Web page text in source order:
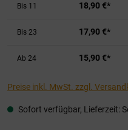
Bis 11 18,90 €*
Bis 23 17,90 €*
Ab 24 15,90 €*
Preise inkl. MwSt. zzgl.
Sofort verfügbar, Lieferzeit: